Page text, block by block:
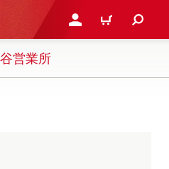
ログイン・新規オンライ
カート
営業所